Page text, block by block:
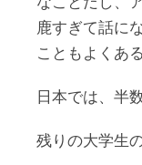
鹿すぎて話に
こともよくある
日本では、半
残りの大学生